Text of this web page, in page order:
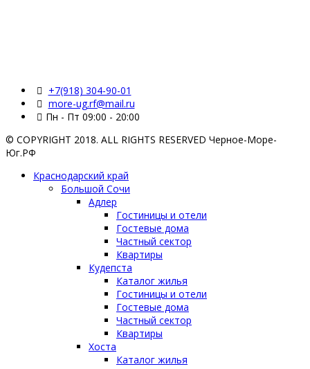
+7(918) 304-90-01
more-ug.rf@mail.ru
Пн - Пт 09:00 - 20:00
© COPYRIGHT 2018. ALL RIGHTS RESERVED Черное-Море-
Юг.РФ
Краснодарский край
Большой Сочи
Адлер
Гостиницы и отели
Гостевые дома
Частный сектор
Квартиры
Кудепста
Каталог жилья
Гостиницы и отели
Гостевые дома
Частный сектор
Квартиры
Хоста
Каталог жилья